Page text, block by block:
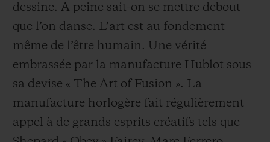
dessine. A peine sait-on se mettre debout
que l’on danse. L’art est au fondement
même de l’être humain. Une vérité
embrassée par la manufacture Hublot sous
sa devise « The Art of Fusion ». La
manufacture horlogère fait régulièrement
appel à de grands esprits créatifs tels que
NOUS CONTACTER